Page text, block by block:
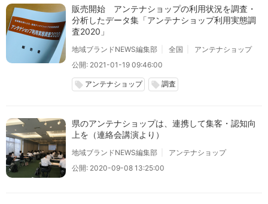
販売開始 アンテナショップの利用状況を調査・
分析したデータ集「アンテナショップ利用実態調
査2020」
地域ブランドNEWS編集部 全国
アンテナショップ
公開: 2021-01-19 09:46:00
local_offer アンテナショップ local_offer 調査
県のアンテナショップは、連携して集客・認知向
上を（連絡会講演より）
地域ブランドNEWS編集部
アンテナショップ
公開: 2020-09-08 13:25:00